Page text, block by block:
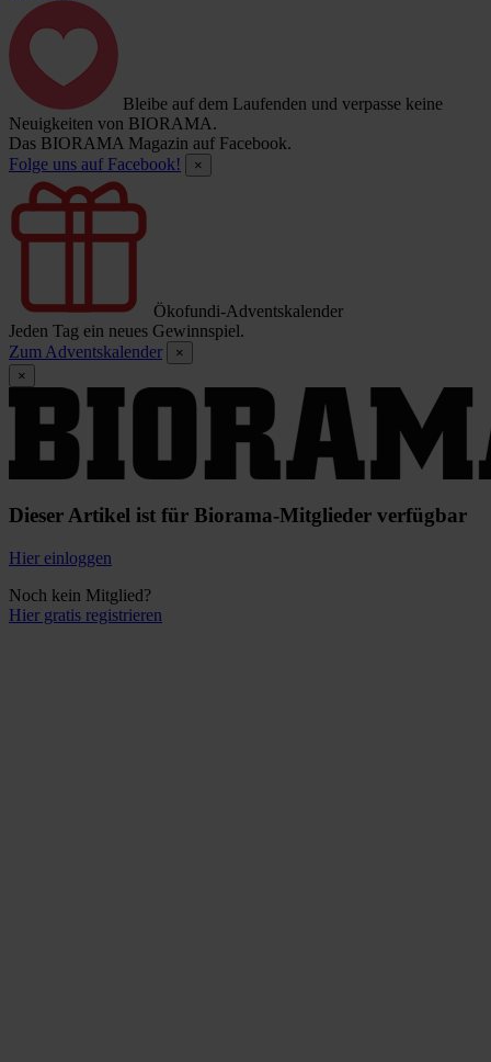
Bleibe auf dem Laufenden und verpasse keine
Neuigkeiten von BIORAMA.
Das BIORAMA Magazin auf Facebook.
Folge uns auf Facebook!
×
Ökofundi-Adventskalender
Jeden Tag ein neues Gewinnspiel.
Zum Adventskalender
×
×
Dieser Artikel ist für Biorama-Mitglieder verfügbar
Hier einloggen
Noch kein Mitglied?
Hier gratis registrieren